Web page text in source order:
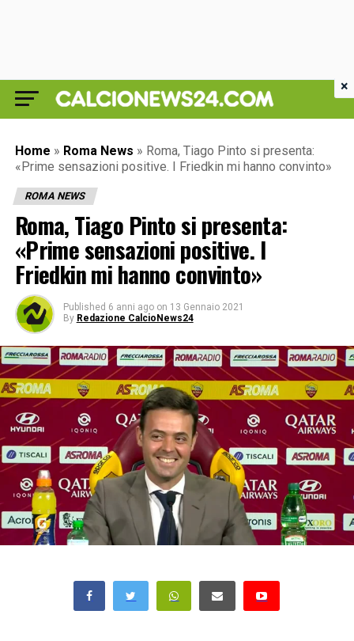
Home » Roma News » Roma, Tiago Pinto si presenta:
«Prime sensazioni positive. I Friedkin mi hanno convinto»
ROMA NEWS
Roma, Tiago Pinto si presenta:
«Prime sensazioni positive. I
Friedkin mi hanno convinto»
Published 6 anni ago on 13 Gennaio 2021
By Redazione CalcioNews24
×